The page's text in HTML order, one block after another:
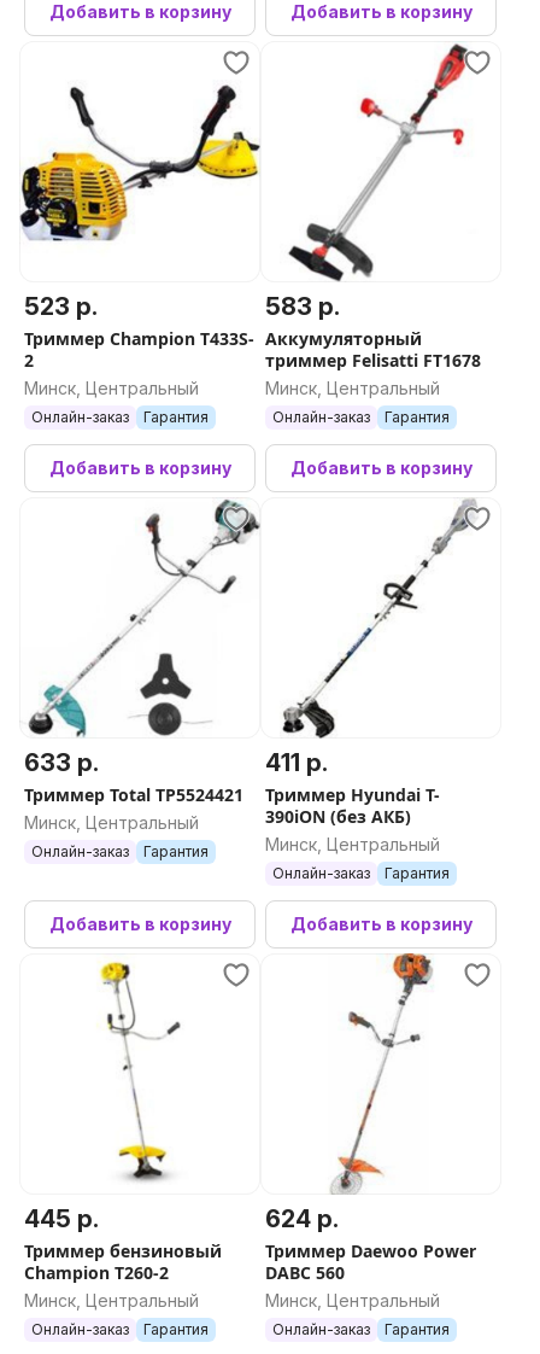
Добавить в корзину Добавить в корзину
523 р.
Триммер Champion T433S-
2
Минск, Центральный
Онлайн-заказ Гарантия
Добавить в корзину
583 р.
Аккумуляторный
триммер Felisatti FT1678
Минск, Центральный
Онлайн-заказ Гарантия
Добавить в корзину
633 р.
Триммер Total TP5524421
Минск, Центральный
Онлайн-заказ Гарантия
Добавить в корзину
411 р.
Триммер Hyundai T-
390iON (без АКБ)
Минск, Центральный
Онлайн-заказ Гарантия
Добавить в корзину
445 р.
Триммер бензиновый
Champion T260-2
Минск, Центральный
Онлайн-заказ Гарантия
624 р.
Триммер Daewoo Power
DABC 560
Минск, Центральный
Онлайн-заказ Гарантия